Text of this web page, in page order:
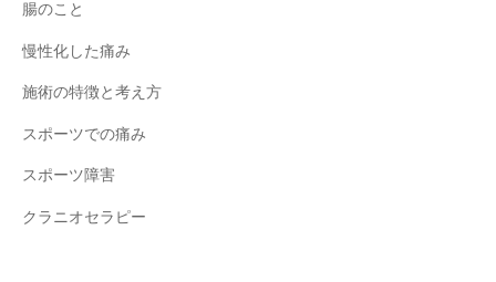
腸のこと
慢性化した痛み
施術の特徴と考え方
スポーツでの痛み
スポーツ障害
クラニオセラピー